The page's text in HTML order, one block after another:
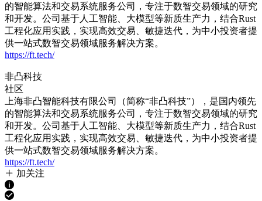
的智能算法和交易系统服务公司，专注于数智交易领域的研究
和开发。公司基于人工智能、大模型等新质生产力，结合Rust
工程化应用实践，实现高效交易、敏捷迭代，为中小投资者提
供一站式数智交易领域服务解决方案。
https://ft.tech/
非凸科技
社区
上海非凸智能科技有限公司（简称“非凸科技”），是国内领先
的智能算法和交易系统服务公司，专注于数智交易领域的研究
和开发。公司基于人工智能、大模型等新质生产力，结合Rust
工程化应用实践，实现高效交易、敏捷迭代，为中小投资者提
供一站式数智交易领域服务解决方案。
https://ft.tech/
加关注